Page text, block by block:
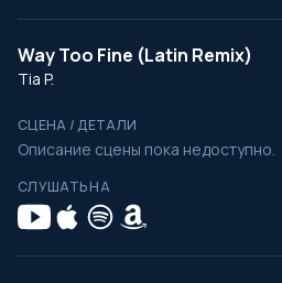
Way Too Fine (Latin Remix)
Tia P.
СЦЕНА / ДЕТАЛИ
Описание сцены пока недоступно.
СЛУШАТЬ НА